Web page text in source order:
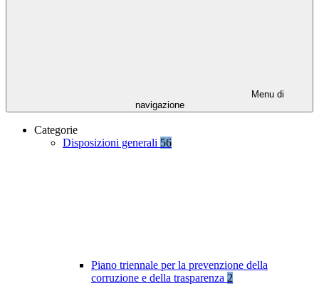
Menu di
navigazione
Categorie
Disposizioni generali 56
Piano triennale per la prevenzione della
corruzione e della trasparenza 2